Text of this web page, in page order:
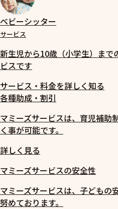
ベビーシッター
サービス
新生児から10歳（小学生）まで
ビスです
サービス・料金を詳しく知る
各種助成・割引
マミーズサービスは、育児補助
く事が可能です。
詳しく見る
マミーズサービスの安全性
マミーズサービスは、子どもの
努めております。